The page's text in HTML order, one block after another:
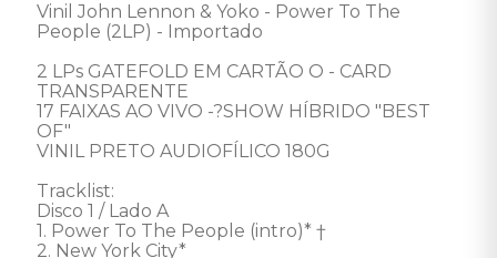
Vinil John Lennon & Yoko - Power To The
People (2LP) - Importado
2 LPs GATEFOLD EM CARTÃO O - CARD
TRANSPARENTE
17 FAIXAS AO VIVO -?SHOW HÍBRIDO "BEST
OF"
VINIL PRETO AUDIOFÍLICO 180G
Tracklist:
Disco 1 / Lado A
1. Power To The People (intro)* †
2. New York City*